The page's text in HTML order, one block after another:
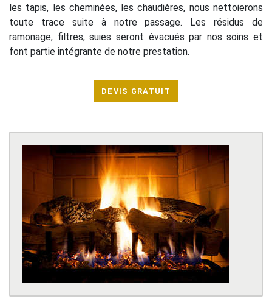
les tapis, les cheminées, les chaudières, nous nettoierons
toute trace suite à notre passage. Les résidus de
ramonage, filtres, suies seront évacués par nos soins et
font partie intégrante de notre prestation.
DEVIS GRATUIT